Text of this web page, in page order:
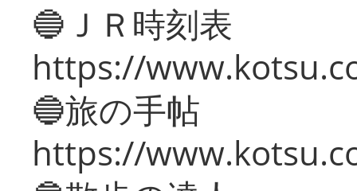
🔵ＪＲ時刻表
https://
🔵旅の手帖
https://